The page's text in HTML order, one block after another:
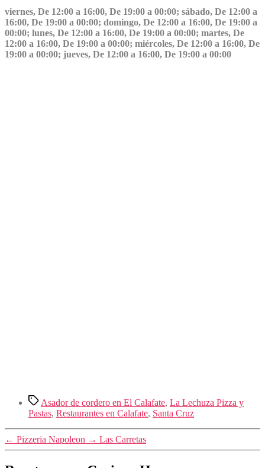
viernes, De 12:00 a 16:00, De 19:00 a 00:00; sábado, De 12:00 a
16:00, De 19:00 a 00:00; domingo, De 12:00 a 16:00, De 19:00 a
00:00; lunes, De 12:00 a 16:00, De 19:00 a 00:00; martes, De
12:00 a 16:00, De 19:00 a 00:00; miércoles, De 12:00 a 16:00, De
19:00 a 00:00; jueves, De 12:00 a 16:00, De 19:00 a 00:00
Etiquetas
Asador de cordero en El Calafate, La Lechuza Pizza y
Pastas, Restaurantes en Calafate, Santa Cruz
← Pizzeria Napoleon → Las Carretas